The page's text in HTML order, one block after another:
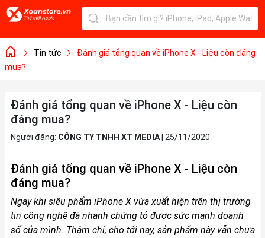
Tin tức
Đánh giá tổng quan về iPhone X - Liệu còn đáng
mua?
Đánh giá tổng quan về iPhone X - Liệu còn
đáng mua?
Người đăng: CÔNG TY TNHH XT MEDIA| 25/11/2020
Đánh giá tổng quan về iPhone X - Liệu còn
đáng mua?
Ngay khi siêu phẩm iPhone Xvừa xuất hiện trên thị trường
tin công nghệ đã nhanh chứng tỏ được sức mạnh doanh
số của mình. Thậm chí, cho tới nay, sản phẩm này vẫn chưa